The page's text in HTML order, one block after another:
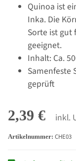
Quinoa ist
Inka. Die
Sorte ist gut
geeignet.
Inhalt: Ca.
Samenfeste
geprüft
2,39 € inkl.
Artikelnummer: CHE03